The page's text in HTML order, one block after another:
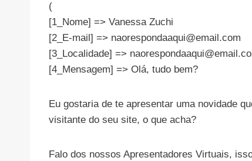
(
[1_Nome] => Vanessa Zuchi
[2_E-mail] => naorespondaaqui@email.com
[3_Localidade] =>
[4_Mensagem] => Olá, tudo bem?
Eu gostaria de te apresentar uma novidade
visitante do seu site, o que acha?
Falo dos nossos Apresentadores Virtuais,